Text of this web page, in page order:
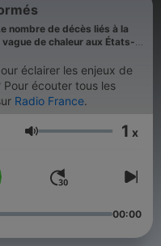
nombre de décès liés à la
de chaleur aux États-
03 juillet 2026
éclairer les enjeux de
Radio France.
Volumen 1 x
00:00